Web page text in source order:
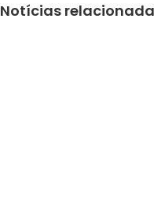
Notícias